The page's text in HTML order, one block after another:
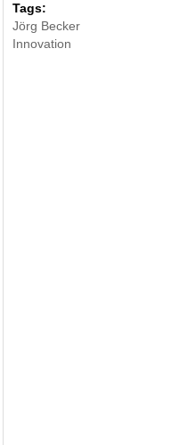
Tags:
Jörg Becker
Innovation